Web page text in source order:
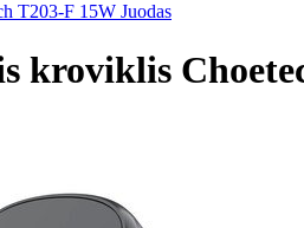
T203-F 15W Juodas